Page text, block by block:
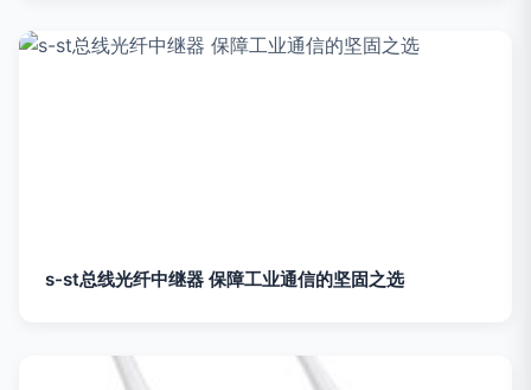
s-st总线光纤中继器 保障工业通信的坚固之选